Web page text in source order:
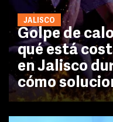
JALISCO
Golpe de
qué está
en Jalisco
cómo